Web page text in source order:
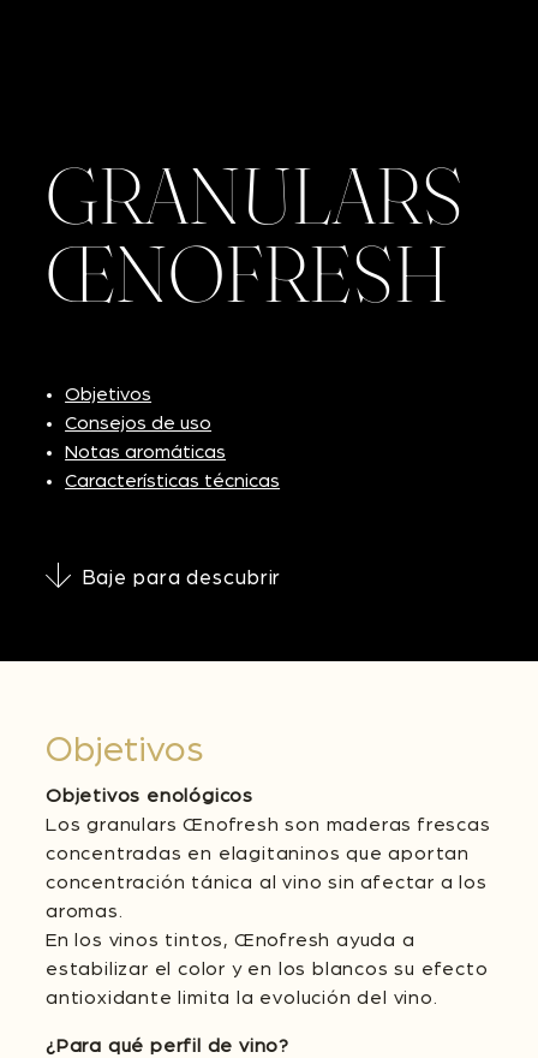
GRANULARS
ŒNOFRESH
Objetivos
Consejos de uso
Notas aromáticas
Características técnicas
Baje para descubrir
Objetivos
Objetivos enológicos
Los granulars Œnofresh son maderas frescas
concentradas en elagitaninos que aportan
concentración tánica al vino sin afectar a los
aromas.
En los vinos tintos, Œnofresh ayuda a
estabilizar el color y en los blancos su efecto
antioxidante limita la evolución del vino.
¿Para qué perfil de vino?